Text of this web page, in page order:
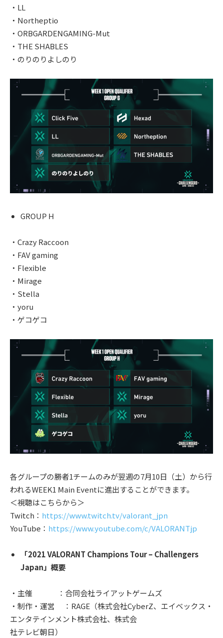
・LL
・Northeptio
・ORBGARDENGAMING-Mut
・THE SHABLES
・のりのりよしのり
GROUP H
・Crazy Raccoon
・FAV gaming
・Flexible
・Mirage
・Stella
・yoru
・ゲコゲコ
各グループの勝者1チームのみが翌週の7月10日（土）から行
われるWEEK1 Main Eventに進出することができます。
＜視聴はこちらから＞
Twitch： https://www.twitch.tv/valorant_jpn
YouTube： https://www.youtube.com/c/VALORANTjp
「2021 VALORANT Champions Tour – Challengers
Japan」概要
・主催 ：合同会社ライアットゲームズ
・制作・運営 ：RAGE（株式会社CyberZ、エイベックス・
エンタテインメント株式会社、株式会
社テレビ朝日）